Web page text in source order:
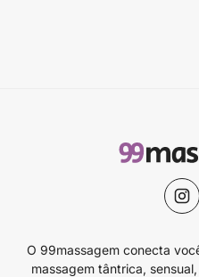
O 99massagem conecta
massagem tântrica,